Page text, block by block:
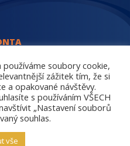
hazardní hře může vzniknout
používáme soubory cookie,
zážitek tím, že si
a opakované návštěvy.
s používáním VŠECH
„Nastavení souborů
souhlas.
vše